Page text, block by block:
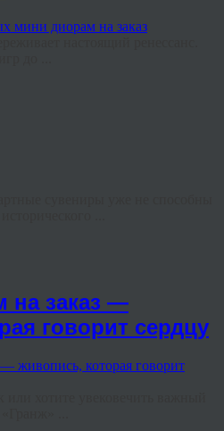
на заказ —
говорит сердцу